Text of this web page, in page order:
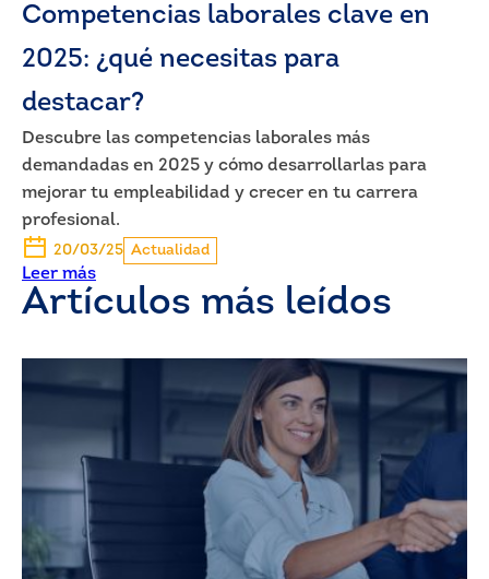
Competencias laborales clave en
2025: ¿qué necesitas para
destacar?
Descubre las competencias laborales más
demandadas en 2025 y cómo desarrollarlas para
mejorar tu empleabilidad y crecer en tu carrera
profesional.
20/03/25 Actualidad
Leer más
Artículos más leídos